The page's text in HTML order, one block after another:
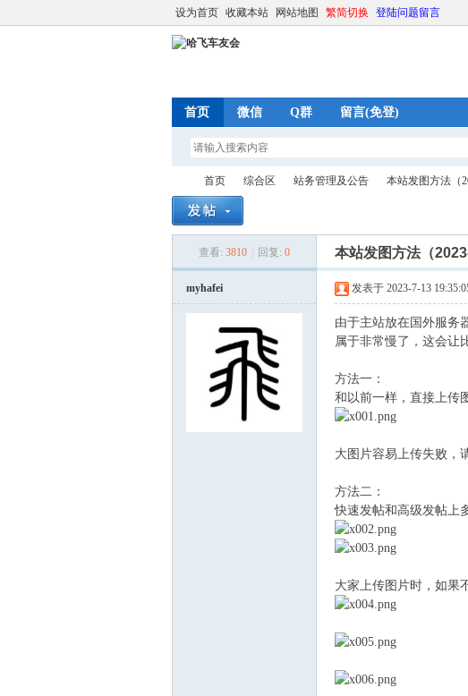
设为首页 收藏本站 网站地图 繁简切换 登陆问题留言
首页 微信 Q群 留言(免登)
首页
›
综合区
›
站务管理及公告
›
本站发图方法（
查看: 3810 回复: 0 本站发图方法（
myhafei 发表于 2023-7-13
由于主站放在国外服务
属于非常慢了，这会让
方法一：
和以前一样，直接上传
大图片容易上传失败，
方法二：
快速发帖和高级发帖上
大家上传图片时，如果